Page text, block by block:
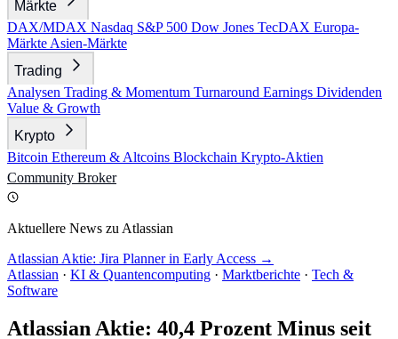
Märkte
DAX/MDAX Nasdaq S&P 500 Dow Jones TecDAX Europa-
Märkte Asien-Märkte
Trading
Analysen Trading & Momentum Turnaround Earnings Dividenden
Value & Growth
Krypto
Bitcoin Ethereum & Altcoins Blockchain Krypto-Aktien
Community Broker
Aktuellere News zu Atlassian
Atlassian Aktie: Jira Planner in Early Access →
Atlassian · KI & Quantencomputing · Marktberichte · Tech &
Software
Atlassian Aktie: 40,4 Prozent Minus seit